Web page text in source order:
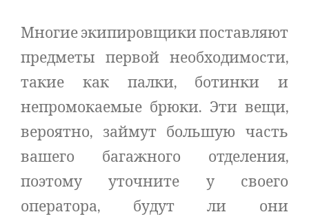
Многие экипировщики поставляют
предметы первой необходимости,
такие как палки, ботинки и
непромокаемые брюки. Эти вещи,
вероятно, займут большую часть
вашего багажного отделения,
поэтому уточните у своего
оператора, будут ли они